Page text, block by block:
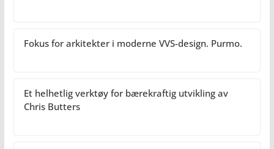
Fokus for arkitekter i moderne VVS-design. Purmo.
Et helhetlig verktøy for bærekraftig utvikling av
Chris Butters